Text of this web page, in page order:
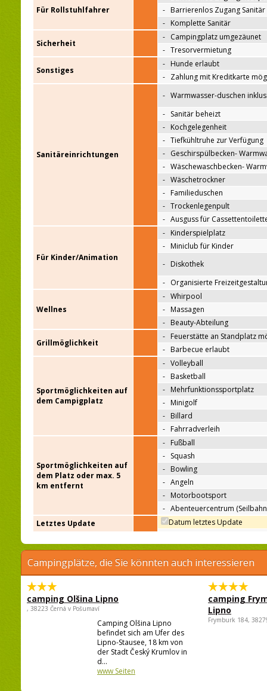
Für Rollstuhlfahrer
- Barrierenlos Zugang Sanitär
- Komplette Sanitär
Sicherheit
- Campingplatz umgezäunet
- Tresorvermietung
Sonstiges
- Hunde erlaubt
- Zahlung mit Kreditkarte
Sanitäreinrichtungen
- Warmwasser-duschen
- Sanitär beheizt
- Kochgelegenheit
- Tiefkühltruhe zur Verfügung
- Geschirspülbecken-
- Wäschewaschbecken-
- Wäschetrockner
- Familieduschen
- Trockenlegenpult
- Ausguss für
Für Kinder/Animation
- Kinderspielplatz
- Miniclub für Kinder
- Diskothek
- Organisierte
Wellnes
- Whirpool
- Massagen
- Beauty-Abteilung
Grillmöglichkeit
- Feuerstätte an Standplatz
- Barbecue erlaubt
Sportmöglichkeiten auf
dem Campigplatz
- Volleyball
- Basketball
- Mehrfunktionssportplatz
- Minigolf
- Billard
- Fahrradverleih
Sportmöglichkeiten auf
dem Platz oder max. 5
km entfernt
- Fußball
- Squash
- Bowling
- Angeln
- Motorbootsport
- Abenteuercentrum
Letztes Update
Datum letztes Update
Campingplätze, die Sie könnten auch interessieren
camping Olšina Lipno
, 38223 Černá v Pošumaví
Camping Olšina Lipno
befindet sich am Ufer des
Lipno-Stausee, 18 km von
der Stadt Český Krumlov in
d...
www Seiten
camping
Lipno
Frymburk 184,